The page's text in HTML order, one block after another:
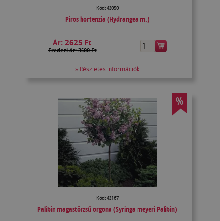
Kód: 42050
Piros hortenzia (Hydrangea m.)
Ár:2625 Ft
Eredeti ár: 3500 Ft
» Részletes információk
%
Kód: 42167
Palibin magastörzsű orgona (Syringa meyeri Palibin)